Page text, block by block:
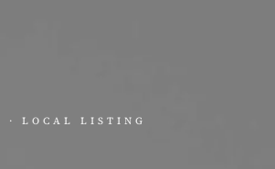
· LOCAL LISTING